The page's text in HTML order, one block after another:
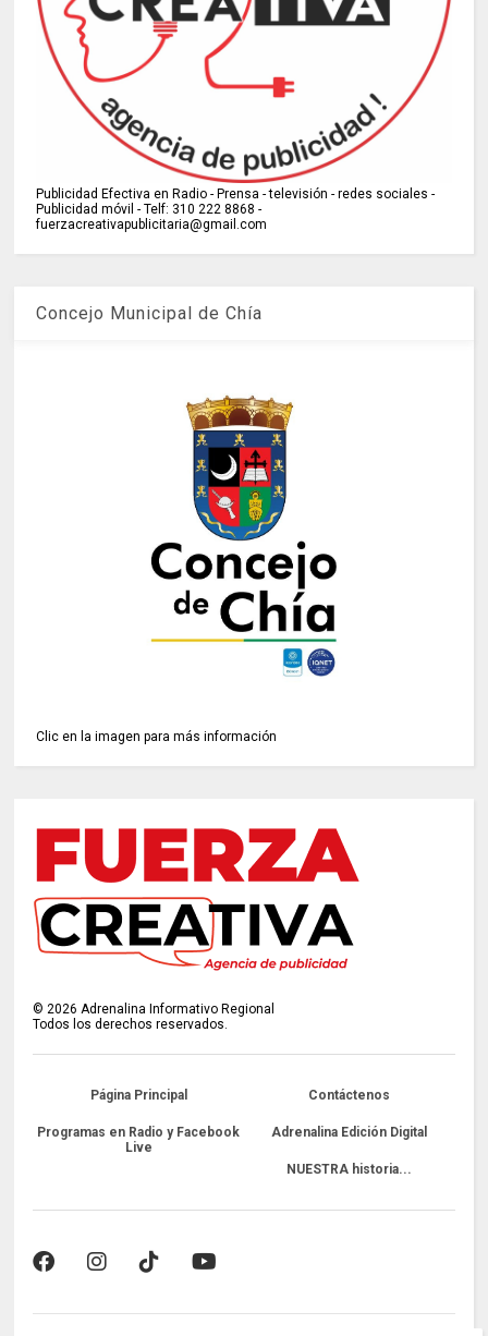
Publicidad Efectiva en Radio - Prensa - televisión - redes sociales -
Publicidad móvil - Telf: 310 222 8868 -
fuerzacreativapublicitaria@gmail.com
Concejo Municipal de Chía
Clic en la imagen para más información
©2026 Adrenalina Informativo Regional
Todos los derechos reservados.
Página Principal Contáctenos
Programas en Radio y Facebook
Live
Adrenalina Edición Digital
NUESTRA historia...